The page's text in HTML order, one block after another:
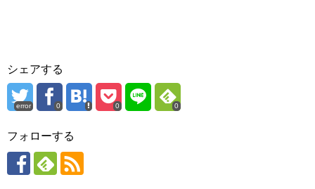
シェアする
error 0 0 0
フォローする